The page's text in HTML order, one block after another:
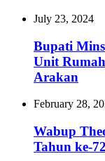
July 23, 2024
Bupati
Unit
Arakan
February 28,
Wabup
Tahun ke-